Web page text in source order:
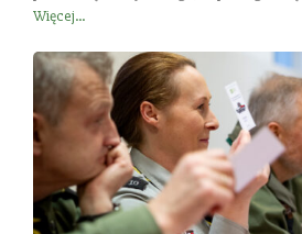
Więcej...